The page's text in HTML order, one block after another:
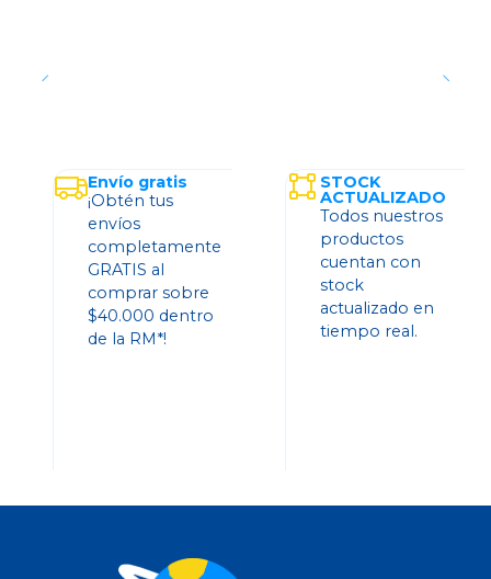
Envío gratis
¡Obtén tus
envíos
completamente
GRATIS al
comprar sobre
$40.000 dentro
de la RM*!
STOCK
ACTUALIZADO
Todos nuestros
productos
cuentan con
stock
actualizado en
tiempo real.